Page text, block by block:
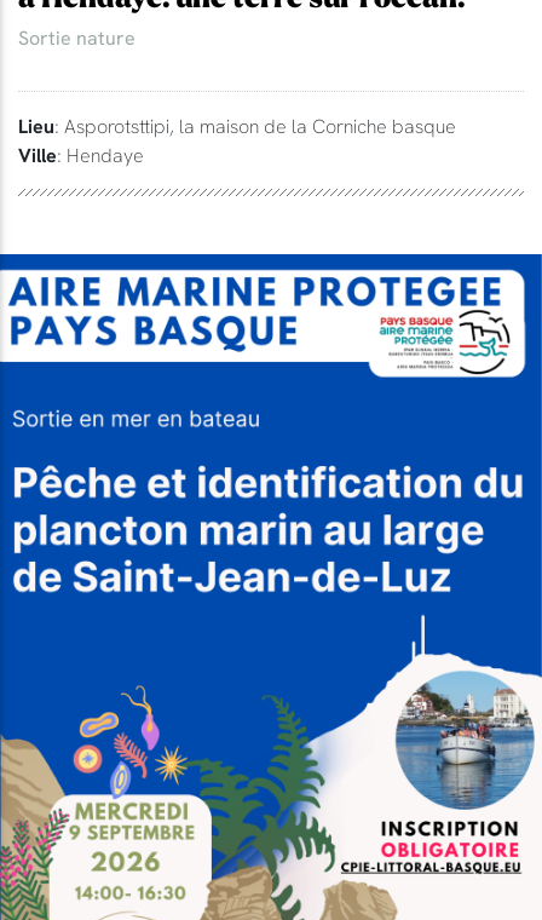
Sortie nature
Lieu: Asporotsttipi, la maison de la Corniche basque
Ville: Hendaye